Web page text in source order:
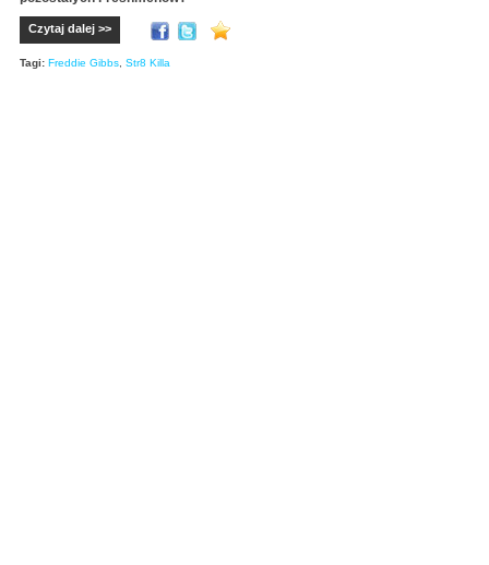
Czytaj dalej >>
Tagi: Freddie Gibbs Str8 Killa